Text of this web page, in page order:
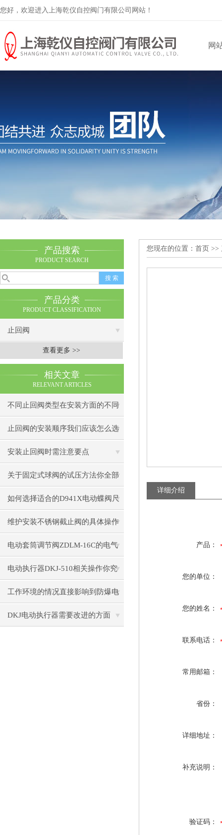
您好，欢迎进入上海乾仪自控阀门有限公司网站！
网
产品搜索
PRODUCT SEARCH
产品分类
PRODUCT CLASSIFICATION
止回阀
查看更多 >>
相关文章
RELEVANT ARTICLES
不同止回阀类型在安装方面的不同
之处
止回阀的安装顺序我们应该怎么选
择呢？
安装止回阀时需注意要点
关于固定式球阀的试压方法你全部
看懂了吗？
如何选择适合的D941X电动蝶阀尺
寸和材质？
维护安装不锈钢截止阀的具体操作
说明
电动套筒调节阀ZDLM-16C的电气
连接与控制系统
电动执行器DKJ-510相关操作你究
竟会了吗？
工作环境的情况直接影响到防爆电
动闸阀使用
DKJ电动执行器需要改进的方面
您现在的位置： 首页 >>
详细介绍
产品：
您的单位：
您的姓名：
联系电话：
常用邮箱：
省份：
详细地址：
补充说明：
验证码：